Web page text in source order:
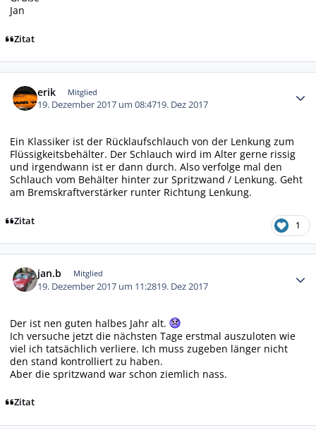
Jan
Zitat
erik Mitglied
19. Dezember 2017 um 08:4719. Dez 2017
Ein Klassiker ist der Rücklaufschlauch von der Lenkung zum
Flüssigkeitsbehälter. Der Schlauch wird im Alter gerne rissig
und irgendwann ist er dann durch. Also verfolge mal den
Schlauch vom Behälter hinter zur Spritzwand / Lenkung. Geht
am Bremskraftverstärker runter Richtung Lenkung.
Zitat 1
jan.b Mitglied
19. Dezember 2017 um 11:2819. Dez 2017
Der ist nen guten halbes Jahr alt.
Ich versuche jetzt die nächsten Tage erstmal auszuloten wie
viel ich tatsächlich verliere. Ich muss zugeben länger nicht
den stand kontrolliert zu haben.
Aber die spritzwand war schon ziemlich nass.
Zitat